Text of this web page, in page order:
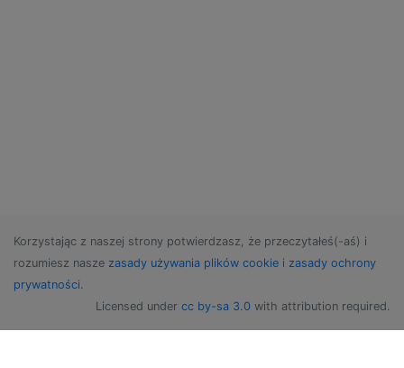
Korzystając z naszej strony potwierdzasz, że przeczytałeś(-aś) i
rozumiesz nasze zasady używania plików cookie i zasady ochrony
prywatności.
Licensed under cc by-sa 3.0 with attribution required.